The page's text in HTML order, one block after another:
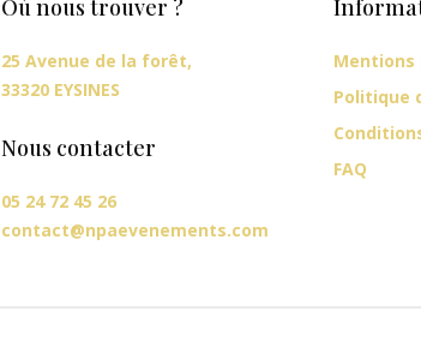
Où nous trouver ?
25 Avenue de la forêt,
33320 EYSINES
Nous contacter
05 24 72 45 26
contact@npaevenements.com
Mentions
Politique
FAQ